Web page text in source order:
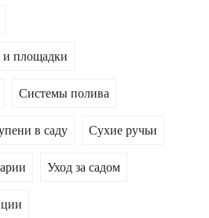
площадки
Системы полива
в саду Сухие ручьи
Уход за садом